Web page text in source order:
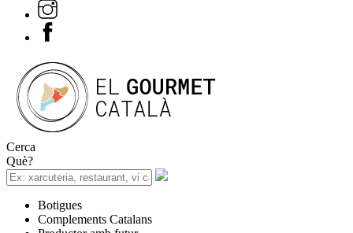
Cerca
Què?
Botigues
Complements Catalans